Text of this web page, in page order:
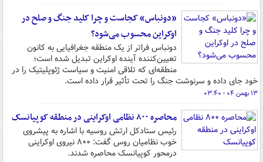
«دونباس» کجاست و چرا کلید جنگ و صلح در
اوکراین محسوب می‌شود؟
دونباس فراتر از یک منطقه جغرافیایی به کانون
تعیین‌کننده آینده اوکراین تبدیل شده است؛
منطقه‌ای که تلاقی امنیت و سیاست ژئوپلیتیک را در
خود جای داده و سرنوشت جنگ را تحت تأثیر قرار داده است.
۱۳ بهمن ۰۴ - ۰۳:۴۰
محاصره ۸۰۰ نظامی اوکراینی در منطقه کوپیانسک
رئیس ستادکل ارتش روسیه با اشاره به پیشروی
خوب نظامیان روس گفت: ۸۰۰ نیروی اوکراینی
درمحور کوپیانسک محاصره شدند.